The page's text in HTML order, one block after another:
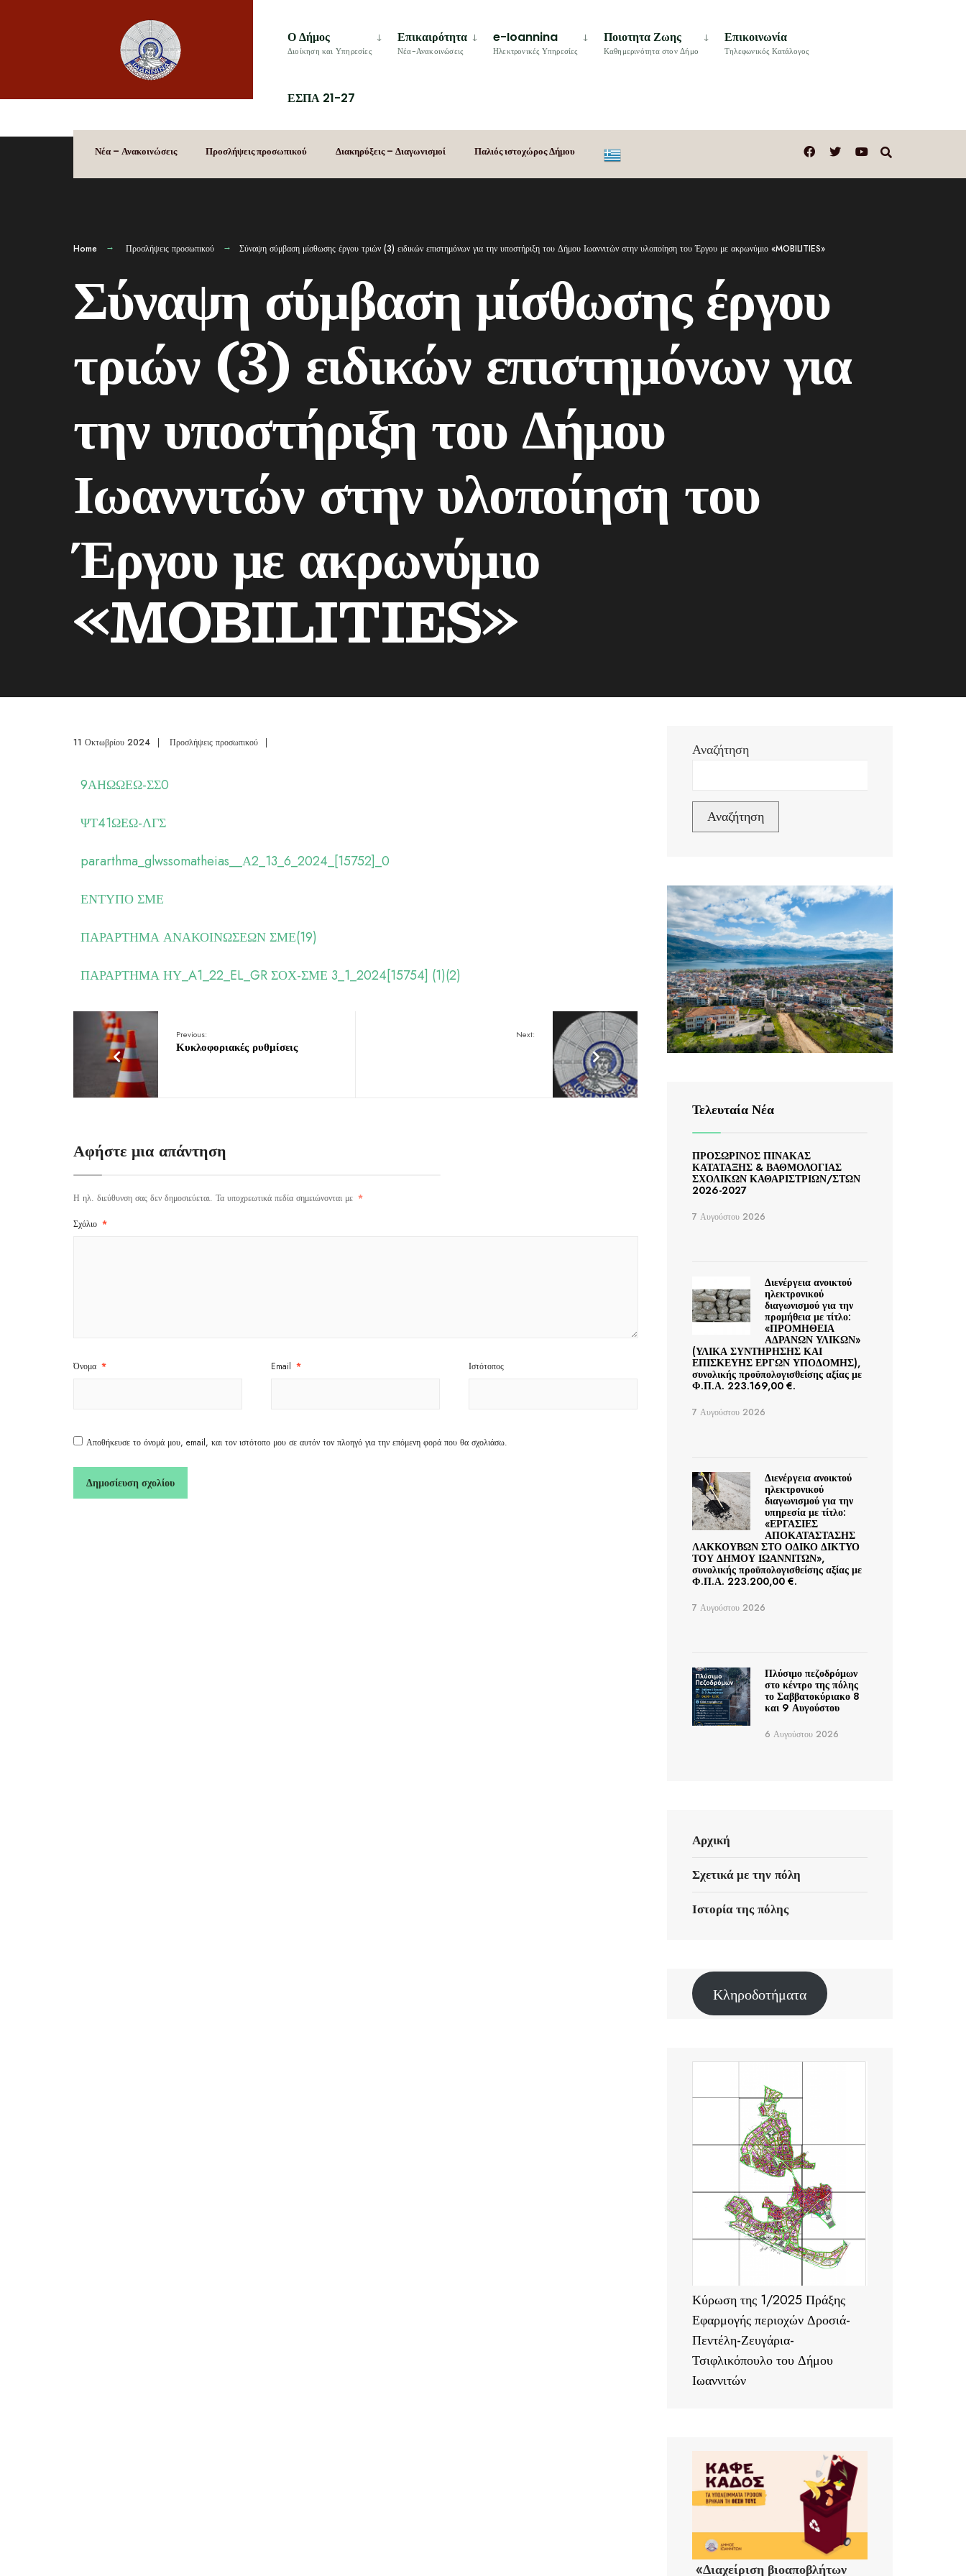
Ο Δήμος
Διοίκηση και Υπηρεσίες
Επικαιρότητα
Νέα-Ανακοινώσεις
e-Ioannina
Ηλεκτρονικές Υπηρεσίες
Ποιοτητα Ζωης
Καθημερινότητα στον Δήμο
Επικοινωνία
Τηλεφωνικός Κατάλογος
ΕΣΠΑ 21-27
Νέα – Ανακοινώσεις Προσλήψεις προσωπικού Διακηρύξεις – Διαγωνισμοί Παλιός ιστοχώρος Δήμου
Home Προσλήψεις προσωπικού Σύναψη σύμβαση μίσθωσης έργου τριών (3) ειδικών επιστημόνων για την υποστήριξη του Δήμου Ιωαννιτών στην υλοποίηση του Έργου με ακρωνύμιο «MOBILITIES»
Σύναψη σύμβαση μίσθωσης έργου
τριών (3) ειδικών επιστημόνων για
την υποστήριξη του Δήμου
Ιωαννιτών στην υλοποίηση του
Έργου με ακρωνύμιο
«MOBILITIES»
11 Οκτωβρίου 2024 | Προσλήψεις προσωπικού |
9ΑΗΩΩΕΩ-ΣΣ0
ΨΤ41ΩΕΩ-ΛΓΣ
pararthma_glwssomatheias__Α2_13_6_2024_[15752]_0
ΕΝΤΥΠΟ ΣΜΕ
ΠΑΡΑΡΤΗΜΑ ΑΝΑΚΟΙΝΩΣΕΩΝ ΣΜΕ(19)
ΠΑΡΑΡΤΗΜΑ ΗΥ_A1_22_EL_GR ΣΟΧ-ΣΜΕ 3_1_2024[15754] (1)(2)
Previous:
Κυκλοφοριακές ρυθμίσεις
Next:
Αφήστε μια απάντηση
Η ηλ. διεύθυνση σας δεν δημοσιεύεται. Τα υποχρεωτικά πεδία σημειώνονται με *
Σχόλιο *
Όνομα * Email * Ιστότοπος
Αποθήκευσε το όνομά μου, email, και τον ιστότοπο μου σε αυτόν τον πλοηγό για την επόμενη φορά που θα σχολιάσω.
Αναζήτηση
Αναζήτηση
Τελευταία Νέα
ΠΡΟΣΩΡΙΝΟΣ ΠΙΝΑΚΑΣ
ΚΑΤΑΤΑΞΗΣ & ΒΑΘΜΟΛΟΓΙΑΣ
ΣΧΟΛΙΚΩΝ ΚΑΘΑΡΙΣΤΡΙΩΝ/ΣΤΩΝ
2026-2027
7 Αυγούστου 2026
Διενέργεια ανοικτού
ηλεκτρονικού
διαγωνισμού για την
προμήθεια με τίτλο:
«ΠΡΟΜΗΘΕΙΑ
ΑΔΡΑΝΩΝ ΥΛΙΚΩΝ»
(ΥΛΙΚΑ ΣΥΝΤΗΡΗΣΗΣ ΚΑΙ
ΕΠΙΣΚΕΥΗΣ ΕΡΓΩΝ ΥΠΟΔΟΜΗΣ),
συνολικής προϋπολογισθείσης αξίας με
Φ.Π.Α. 223.169,00 €.
7 Αυγούστου 2026
Διενέργεια ανοικτού
ηλεκτρονικού
διαγωνισμού για την
υπηρεσία με τίτλο:
«ΕΡΓΑΣΙΕΣ
ΑΠΟΚΑΤΑΣΤΑΣΗΣ
ΛΑΚΚΟΥΒΩΝ ΣΤΟ ΟΔΙΚΟ ΔΙΚΤΥΟ
ΤΟΥ ΔΗΜΟΥ ΙΩΑΝΝΙΤΩΝ»,
συνολικής προϋπολογισθείσης αξίας με
Φ.Π.Α. 223.200,00 €.
7 Αυγούστου 2026
Πλύσιμο πεζοδρόμων
στο κέντρο της πόλης
το Σαββατοκύριακο 8
και 9 Αυγούστου
6 Αυγούστου 2026
Αρχική
Σχετικά με την πόλη
Ιστορία της πόλης
Κληροδοτήματα
Κύρωση της 1/2025 Πράξης
Εφαρμογής περιοχών Δροσιά-
Πεντέλη-Ζευγάρια-
Τσιφλικόπουλο του Δήμου
Ιωαννιτών
«Διαχείριση βιοαποβλήτων